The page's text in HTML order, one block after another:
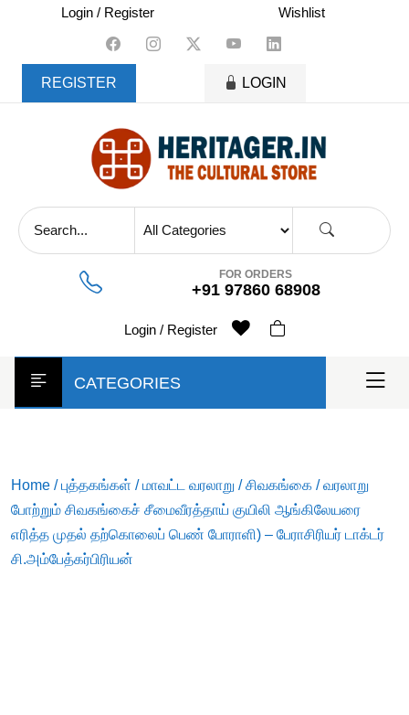
content
Login / Register Wishlist
REGISTER LOGIN
FOR ORDERS
+91 97860 68908
Login / Register
CATEGORIES
Home /புத்தகங்கள் /மாவட்ட வரலாறு /சிவகங்கை / வரலாறு
போற்றும் சிவகங்கைச் சீமைவீரத்தாய் குயிலி ஆங்கிலேயரை
எரித்த முதல் தற்கொலைப் பெண் போராளி) – பேராசிரியர் டாக்டர்
சி.அம்பேத்கர்பிரியன்